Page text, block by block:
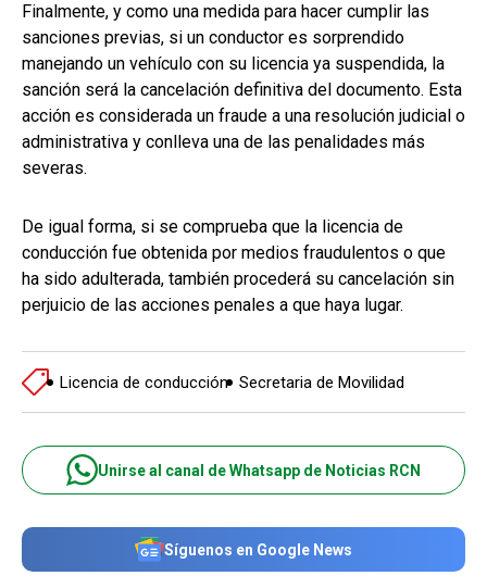
Finalmente, y como una medida para hacer cumplir las
sanciones previas, si un conductor es sorprendido
manejando un vehículo con su licencia ya suspendida, la
sanción será la cancelación definitiva del documento. Esta
acción es considerada un fraude a una resolución judicial o
administrativa y conlleva una de las penalidades más
severas.
De igual forma, si se comprueba que la licencia de
conducción fue obtenida por medios fraudulentos o que
ha sido adulterada, también procederá su cancelación sin
perjuicio de las acciones penales a que haya lugar.
Licencia de conducción Secretaria de Movilidad
Unirse al canal de Whatsapp de Noticias RCN
Síguenos en Google News